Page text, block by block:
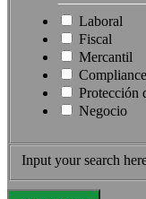
Laboral
Fiscal
Mercantil
Compliance
Protección
Negocio
Input your search